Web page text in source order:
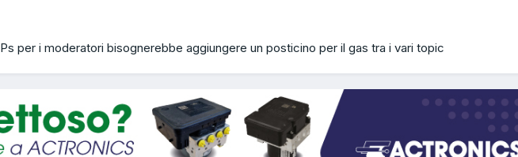
Ps per i moderatori bisognerebbe aggiungere un posticino per il gas tra i vari topic